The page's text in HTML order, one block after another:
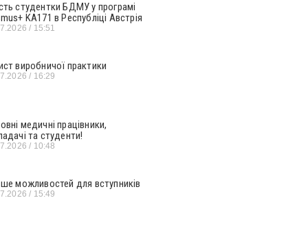
студентки БДМУ у програмі
KA171 в Республіці Австрія
15:51
виробничої практики
16:29
медичні працівники,
та студенти!
10:48
можливостей для вступників
15:49